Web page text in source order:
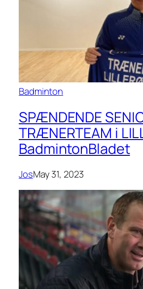
Badminton
SPÆNDENDE
TRÆNERTEAM i
BadmintonBladet
JosMay 31, 2023